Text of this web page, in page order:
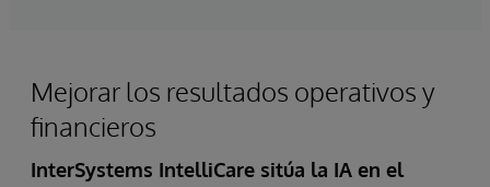
Mejorar los resultados operativos y
financieros
InterSystems IntelliCare sitúa la IA en el